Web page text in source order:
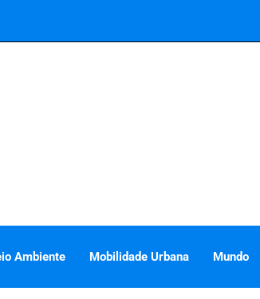
Ambiente Mobilidade Urbana Mundo